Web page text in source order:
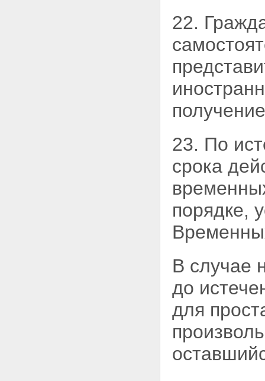
22.
23. По
срока
порядке,
В случае
до
для